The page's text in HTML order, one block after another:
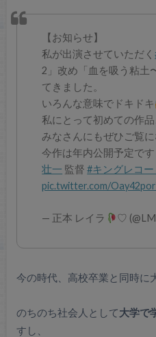
【お知らせ】
私が出演させていただく
2」改め「血を吸う粘土
てきました。
いろんな意味でドキドキ
私にとって初めての作品
みなさんにもぜひご覧
今作は年内公開予定で
壮一 監督#キングレコー
pic.twitter.com/
— 正本 レイラ ♡
今の時代、高校卒業と同時に
のちのち社会人として大学で
すし、